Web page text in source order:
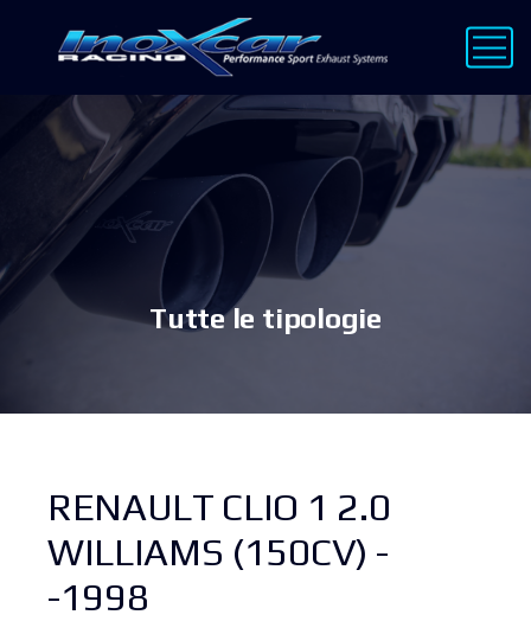
Tutte le tipologie
RENAULT CLIO 1 2.0
WILLIAMS (150CV) -
-1998